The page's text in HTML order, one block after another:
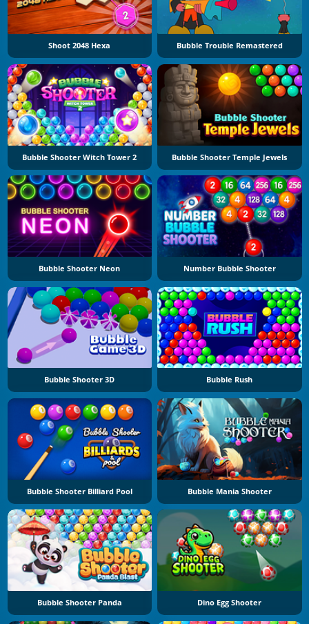
Shoot 2048 Hexa Bubble Trouble Remastered
Bubble Shooter Witch Tower 2 Bubble Shooter Temple Jewels
Bubble Shooter Neon Number Bubble Shooter
Bubble Shooter 3D Bubble Rush
Bubble Shooter Billiard Pool Bubble Mania Shooter
Bubble Shooter Panda Dino Egg Shooter